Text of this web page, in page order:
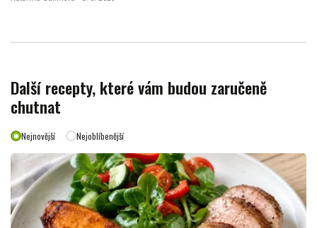
Další recepty, které vám budou zaručeně
chutnat
Nejnovější Nejoblíbenější